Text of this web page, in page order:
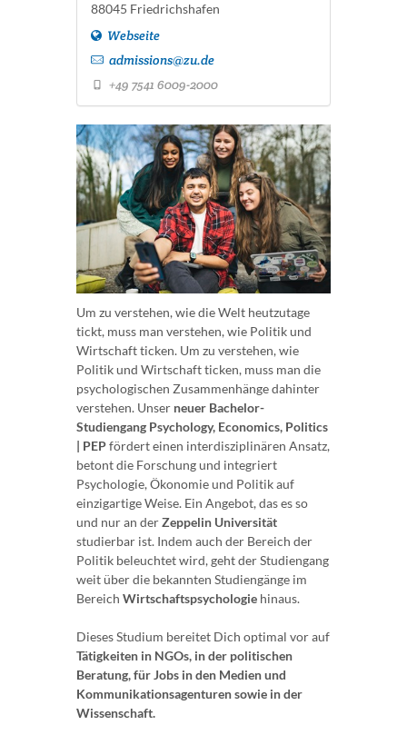
88045 Friedrichshafen
Webseite
admissions@zu.de
+49 7541 6009-2000
Um zu verstehen, wie die Welt heutzutage
tickt, muss man verstehen, wie Politik und
Wirtschaft ticken. Um zu verstehen, wie
Politik und Wirtschaft ticken, muss man die
psychologischen Zusammenhänge dahinter
verstehen. Unser neuer Bachelor-
Studiengang Psychology, Economics, Politics
| PEPfördert einen interdisziplinären Ansatz,
betont die Forschung und integriert
Psychologie, Ökonomie und Politik auf
einzigartige Weise. Ein Angebot, das es so
und nur an derZeppelin Universität
studierbar ist. Indem auch der Bereich der
Politik beleuchtet wird, geht der Studiengang
weit über die bekannten Studiengänge im
Bereich Wirtschaftspsychologie hinaus.
Dieses Studium bereitet Dich optimal vor auf
Tätigkeiten in NGOs, in der politischen
Beratung, für Jobs in den Medien und
Kommunikationsagenturen sowie in der
Wissenschaft.